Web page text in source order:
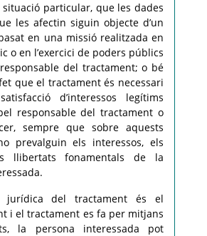
situació particular, que les dades
les afectin siguin objecte d’un
en una missió realitzada en
o en l’exercici de poders públics
del tractament; o bé
que el tractament és necessari
d’interessos legítims
responsable del tractament o
sempre que sobre aquests
prevalguin els interessos, els
llibertats fonamentals de la
del tractament és el
i el tractament es fa per mitjans
la persona interessada pot